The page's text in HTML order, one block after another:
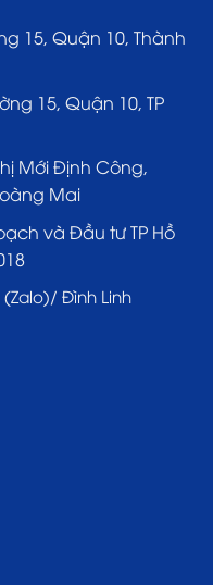
15, Quận 10, Thành
15, Quận 10, TP
Mới Định Công,
Mai
và Đầu tư TP Hồ
(Zalo)/ Đình Linh